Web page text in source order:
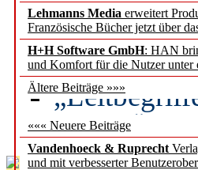
Lehmanns Media erweitert
Französische Bücher jetzt über
H+H Software GmbH: HAN
und Komfort für die Nutzer unter
Ältere Beiträge »»»
««« Neuere Beiträge
Vandenhoeck & Ruprecht
und mit verbesserter
Künstliche
besser zu
des BIÖG